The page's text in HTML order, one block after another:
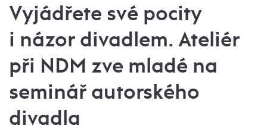
Vyjádřete své pocity
i názor divadlem. Ateliér
při NDM zve mladé na
seminář autorského
divadla